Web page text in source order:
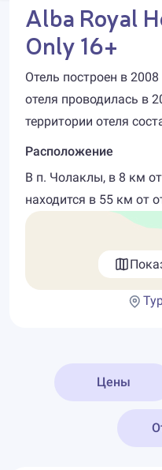
Alba Royal
Only 16+
Отель построен в
отеля проводилась в
территории отеля
Расположение
В п. Чолаклы, в 8 км
находится в 55 км от
Цены